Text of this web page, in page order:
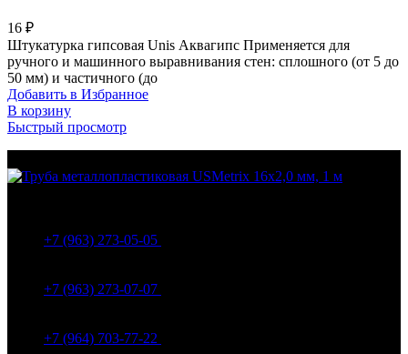
16 ₽
Штукатурка гипсовая Unis Аквагипс Применяется для
ручного и машинного выравнивания стен: сплошного (от 5 до
50 мм) и частичного (до
Добавить в Избранное
В корзину
Быстрый просмотр
+7 (963) 273-05-05
+7 (963) 273-07-07
+7 (964) 703-77-22